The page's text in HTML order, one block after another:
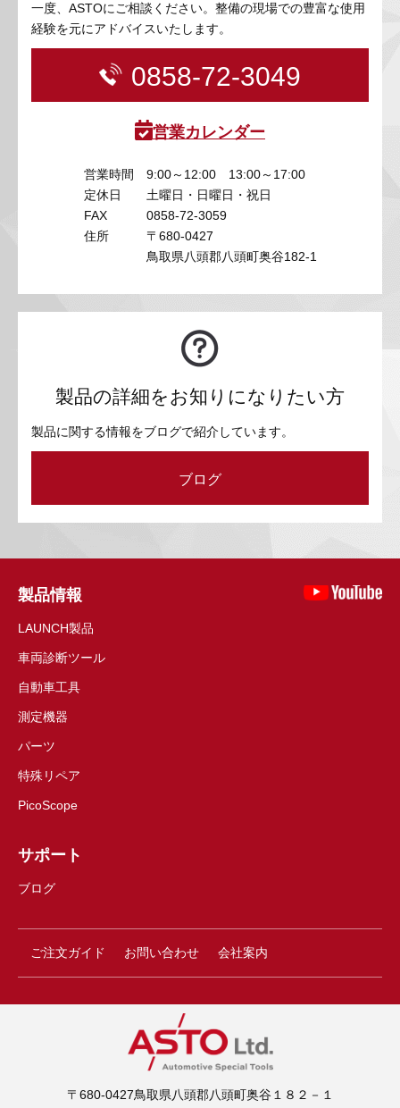
一度、ASTOにご相談ください。整備の現場での豊富な使用
経験を元にアドバイスいたします。
0858-72-3049
営業カレンダー
営業時間
9:00～12:00 13:00～17:00
定休日
土曜日・日曜日・祝日
FAX
0858-72-3059
住所
〒680-0427
鳥取県八頭郡八頭町奥谷182-1
製品の詳細をお知りになりたい方
製品に関する情報をブログで紹介しています。
ブログ
製品情報
LAUNCH製品
車両診断ツール
自動車工具
測定機器
パーツ
特殊リペア
PicoScope
サポート
ブログ
ご注文ガイド お問い合わせ 会社案内
〒680-0427鳥取県八頭郡八頭町奥谷１８２－１